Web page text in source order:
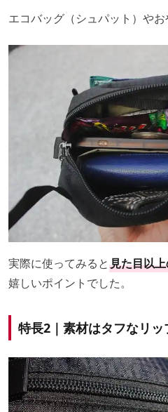
エコバッグ（シュパット）やお
実際に使ってみると見た目以
嬉しいポイントでした。
特長2｜素材はタフなリ